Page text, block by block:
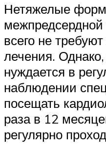
Нетяжелые
всего не
лечения.
нуждается в
наблюдении
посещать
раза в 12
регулярно